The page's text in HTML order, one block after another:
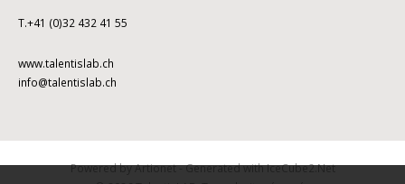
T.+41 (0)32 432 41 55
www.talentislab.ch
info@talentislab.ch
Powered by Artionet-Generated with IceCube2.Net